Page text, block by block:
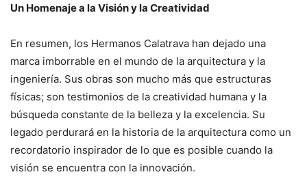
Un Homenaje a la Visión y la Creatividad
En resumen, los Hermanos Calatrava han dejado una
marca imborrable en el mundo de la arquitectura y la
ingeniería. Sus obras son mucho más que estructuras
físicas; son testimonios de la creatividad humana y la
búsqueda constante de la belleza y la excelencia. Su
legado perdurará en la historia de la arquitectura como un
recordatorio inspirador de lo que es posible cuando la
visión se encuentra con la innovación.